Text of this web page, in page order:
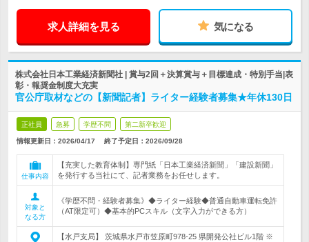
求人詳細を見る 気になる
株式会社日本工業経済新聞社 | 賞与2回＋決算賞与＋目標達成・特別手当|表
彰・報奨金制度大充実
官公庁取材などの【新聞記者】ライター経験者募集★年休130日
正社員 急募 学歴不問 第二新卒歓迎
情報更新日：2026/04/17 終了予定日： 2026/09/28
仕事内容
【充実した教育体制】専門紙「日本工業経済新聞」「建設新聞」
を発行する当社にて、記者業務をお任せします。
対象と
なる方
《学歴不問・経験者募集》◆ライター経験◆普通自動車運転免許
（AT限定可）◆基本的PCスキル（文字入力ができる方）
【水戸支局】 茨城県水戸市笠原町978-25 県開発公社ビル1階 ※